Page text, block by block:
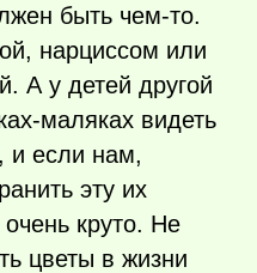
быть чем-то.
нарциссом или
А у детей другой
маляках видеть
и если нам,
эту их
очень круто. Не
цветы в жизни